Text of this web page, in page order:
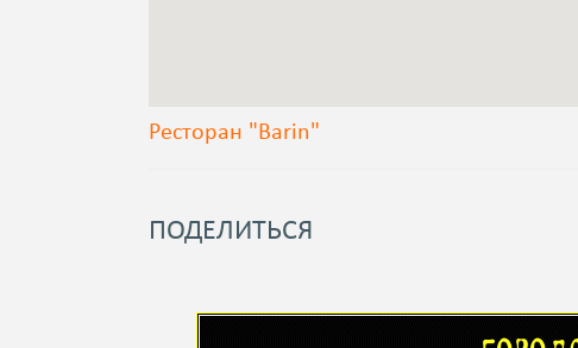
Ресторан "Barin"
ПОДЕЛИТЬСЯ